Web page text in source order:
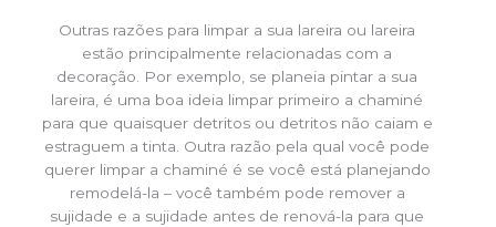
Outras razões para limpar a sua lareira ou lareira
estão principalmente relacionadas com a
decoração. Por exemplo, se planeia pintar a sua
lareira, é uma boa ideia limpar primeiro a chaminé
para que quaisquer detritos ou detritos não caiam e
estraguem a tinta. Outra razão pela qual você pode
querer limpar a chaminé é se você está planejando
remodelá-la – você também pode remover a
sujidade e a sujidade antes de renová-la para que